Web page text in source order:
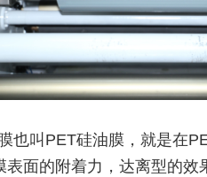
也叫PET硅油膜，就是在
表面的附着力，达离型的